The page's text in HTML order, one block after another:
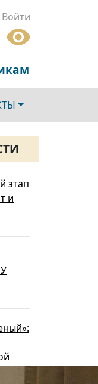
Войти
этап
и